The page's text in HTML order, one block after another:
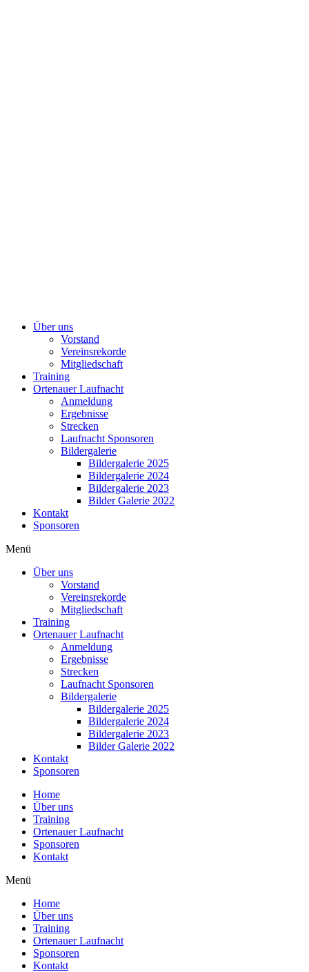
Über uns
Vorstand
Vereinsrekorde
Mitgliedschaft
Training
Ortenauer Laufnacht
Anmeldung
Ergebnisse
Strecken
Laufnacht Sponsoren
Bildergalerie
Bildergalerie 2025
Bildergalerie 2024
Bildergalerie 2023
Bilder Galerie 2022
Kontakt
Sponsoren
Menü
Über uns
Vorstand
Vereinsrekorde
Mitgliedschaft
Training
Ortenauer Laufnacht
Anmeldung
Ergebnisse
Strecken
Laufnacht Sponsoren
Bildergalerie
Bildergalerie 2025
Bildergalerie 2024
Bildergalerie 2023
Bilder Galerie 2022
Kontakt
Sponsoren
Home
Über uns
Training
Ortenauer Laufnacht
Sponsoren
Kontakt
Menü
Home
Über uns
Training
Ortenauer Laufnacht
Sponsoren
Kontakt